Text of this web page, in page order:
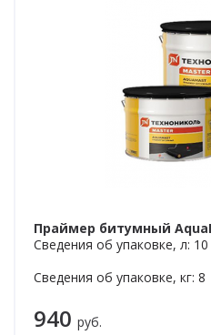
Праймер битумный
Сведения об упаковке, л: 10
Сведения об упаковке, кг: 8
940 руб.